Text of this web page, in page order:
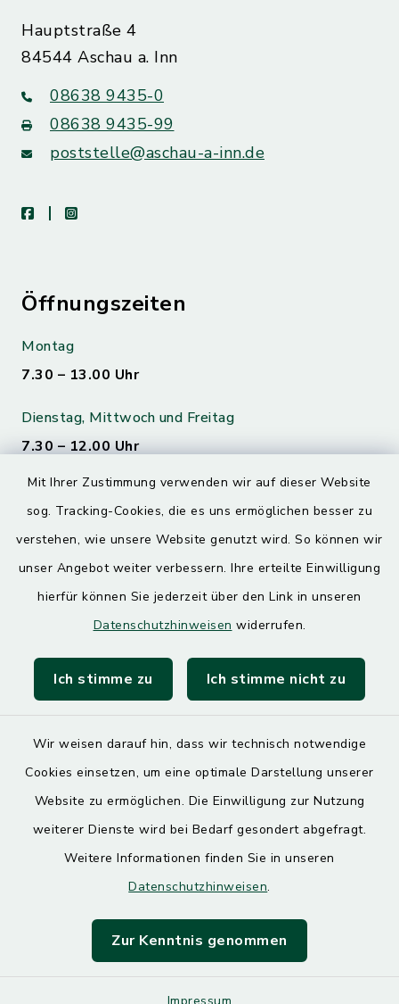
Mit Ihrer Zustimmung verwenden wir auf dieser Website
sog. Tracking-Cookies, die es uns ermöglichen besser zu
verstehen, wie unsere Website genutzt wird. So können wir
unser Angebot weiter verbessern. Ihre erteilte Einwilligung
hierfür können Sie jederzeit über den Link in unseren
Datenschutzhinweisen widerrufen.
Ich stimme zu Ich stimme nicht zu
Wir weisen darauf hin, dass wir technisch notwendige
Cookies einsetzen, um eine optimale Darstellung unserer
Website zu ermöglichen. Die Einwilligung zur Nutzung
weiterer Dienste wird bei Bedarf gesondert abgefragt.
Weitere Informationen finden Sie in unseren
Datenschutzhinweisen.
Zur Kenntnis genommen
Hauptstraße 4
84544 Aschau a. Inn
08638 9435-0
08638 9435-99
poststelle@aschau-a-inn.de
facebookinstagram
Öffnungszeiten
Montag
7.30 – 13.00 Uhr
Dienstag, Mittwoch und Freitag
7.30 – 12.00 Uhr
Donnerstag
7.30 – 12.00 Uhr
13.00 – 17.30 Uhr
Quicklinks
SoNNe e. V.
Barrierefreiheit
Impressum